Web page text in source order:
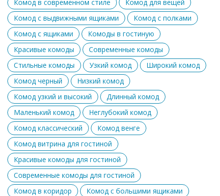
Комод в современном стиле
Комод для вещей
Комод с выдвижными ящиками
Комод с полками
Комод с ящиками
Комоды в гостиную
Красивые комоды
Современные комоды
Стильные комоды
Узкий комод
Широкий комод
Комод черный
Низкий комод
Комод узкий и высокий
Длинный комод
Маленький комод
Неглубокий комод
Комод классический
Комод венге
Комод витрина для гостиной
Красивые комоды для гостиной
Современные комоды для гостиной
Комод в коридор
Комод с большими ящиками